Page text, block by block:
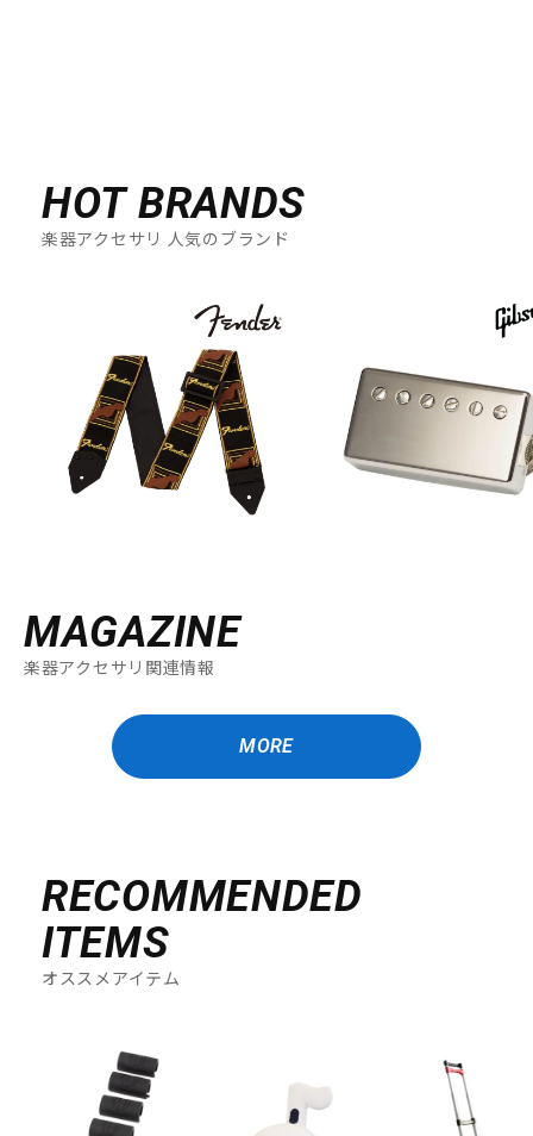
HOT BRANDS
楽器アクセサリ 人気のブランド
MAGAZINE
楽器アクセサリ関連情報
MORE
RECOMMENDED
ITEMS
オススメアイテム